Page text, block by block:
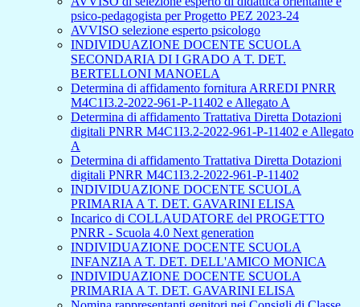
psico-pedagogista per Progetto PEZ 2023-24
AVVISO selezione esperto psicologo
INDIVIDUAZIONE DOCENTE SCUOLA
SECONDARIA DI I GRADO A T. DET.
BERTELLONI MANOELA
Determina di affidamento fornitura ARREDI PNRR
M4C1I3.2-2022-961-P-11402 e Allegato A
Determina di affidamento Trattativa Diretta Dotazioni
digitali PNRR M4C1I3.2-2022-961-P-11402 e Allegato
A
Determina di affidamento Trattativa Diretta Dotazioni
digitali PNRR M4C1I3.2-2022-961-P-11402
INDIVIDUAZIONE DOCENTE SCUOLA
PRIMARIA A T. DET. GAVARINI ELISA
Incarico di COLLAUDATORE del PROGETTO
PNRR - Scuola 4.0 Next generation
INDIVIDUAZIONE DOCENTE SCUOLA
INFANZIA A T. DET. DELL'AMICO MONICA
INDIVIDUAZIONE DOCENTE SCUOLA
PRIMARIA A T. DET. GAVARINI ELISA